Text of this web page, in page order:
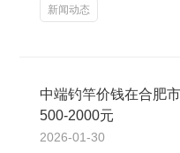
新闻动态
中端钓竿价钱在合肥
500-2000元
2026-01-30